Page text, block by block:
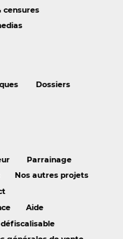
censures
Dossiers
Parrainage
Nos autres projets
Aide